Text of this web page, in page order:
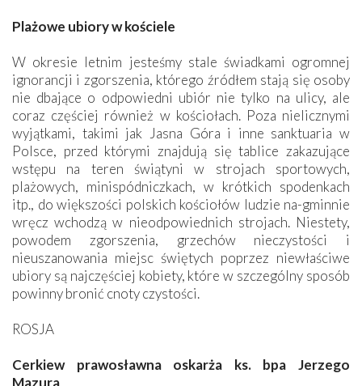
Plażowe ubiory w kościele
W okresie letnim jesteśmy stale świadkami ogromnej
ignorancji i zgorszenia, którego źródłem stają się osoby
nie dbające o odpowiedni ubiór nie tylko na ulicy, ale
coraz częściej również w kościołach. Poza nielicznymi
wyjątkami, takimi jak Jasna Góra i inne sanktuaria w
Polsce, przed którymi znajdują się tablice zakazujące
wstępu na teren świątyni w strojach sportowych,
plażowych, minispódniczkach, w krótkich spodenkach
itp., do większości polskich kościołów ludzie na-gminnie
wręcz wchodzą w nieodpowiednich strojach. Niestety,
powodem zgorszenia, grzechów nieczystości i
nieuszanowania miejsc świętych poprzez niewłaściwe
ubiory są najczęściej kobiety, które w szczególny sposób
powinny bronić cnoty czystości.
ROSJA
Cerkiew prawosławna oskarża ks. bpa Jerzego
Mazura